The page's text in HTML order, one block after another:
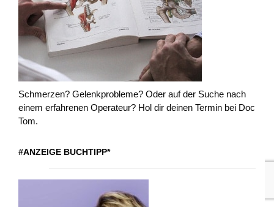
Schmerzen? Gelenkprobleme? Oder auf der Suche nach
einem erfahrenen Operateur? Hol dir deinen Termin bei Doc
Tom.
#ANZEIGE BUCHTIPP*